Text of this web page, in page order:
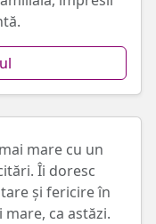
mare cu un
Îi doresc
și fericire în
ca astăzi.